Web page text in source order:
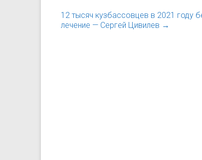
12 тысяч кузбассовцев в 2021 году
лечение — Сергей Цивилев →